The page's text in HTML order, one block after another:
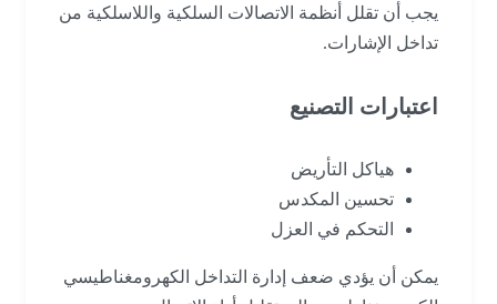
يجب أن تقلل أنظمة الاتصالات السلكية واللاسلكية من
تداخل الإشارات.
اعتبارات التصنيع
هياكل التأريض
تحسين المكدس
التحكم في العزل
يمكن أن يؤدي ضعف إدارة التداخل الكهرومغناطيسي